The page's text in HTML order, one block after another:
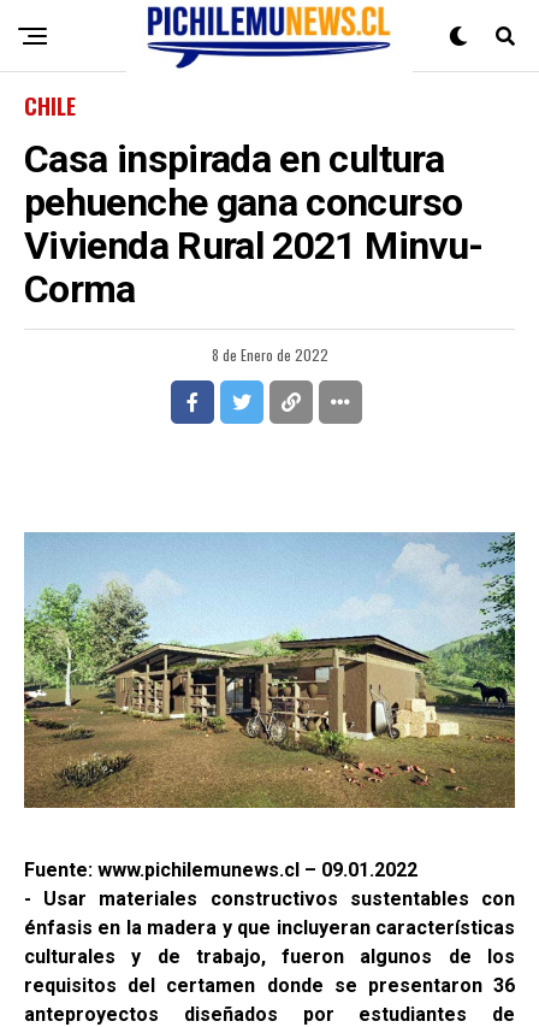
CHILE
Casa inspirada en cultura
pehuenche gana concurso
Vivienda Rural 2021 Minvu-
Corma
8 de Enero de 2022
Fuente: www.pichilemunews.cl – 09.01.2022
- Usar materiales constructivos sustentables con
énfasis en la madera y que incluyeran características
culturales y de trabajo, fueron algunos de los
requisitos del certamen donde se presentaron 36
anteproyectos diseñados por estudiantes de